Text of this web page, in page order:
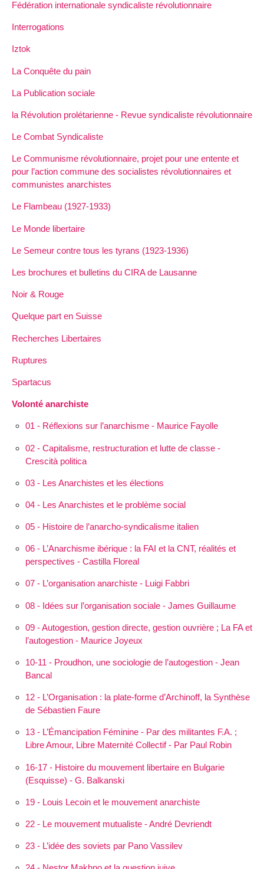
Fédération internationale syndicaliste révolutionnaire
Interrogations
Iztok
La Conquête du pain
La Publication sociale
la Révolution prolétarienne - Revue syndicaliste révolutionnaire
Le Combat Syndicaliste
Le Communisme révolutionnaire, projet pour une entente et
pour l’action commune des socialistes révolutionnaires et
communistes anarchistes
Le Flambeau (1927-1933)
Le Monde libertaire
Le Semeur contre tous les tyrans (1923-1936)
Les brochures et bulletins du CIRA de Lausanne
Noir & Rouge
Quelque part en Suisse
Recherches Libertaires
Ruptures
Spartacus
Volonté anarchiste
01 - Réflexions sur l’anarchisme - Maurice Fayolle
02 - Capitalisme, restructuration et lutte de classe -
Crescità politica
03 - Les Anarchistes et les élections
04 - Les Anarchistes et le problème social
05 - Histoire de l’anarcho-syndicalisme italien
06 - L’Anarchisme ibérique : la FAI et la CNT, réalités et
perspectives - Castilla Floreal
07 - L’organisation anarchiste - Luigi Fabbri
08 - Idées sur l’organisation sociale - James Guillaume
09 - Autogestion, gestion directe, gestion ouvrière ; La FA et
l’autogestion - Maurice Joyeux
10-11 - Proudhon, une sociologie de l’autogestion - Jean
Bancal
12 - L’Orga­nisation : la plate-forme d’Archinoff, la Synthèse
de Sébastien Faure
13 - L’Éman­cipation Féminine - Par des militantes F.A. ;
Libre Amour, Libre Maternité Collectif - Par Paul Robin
16-17 - Histoire du mouvement libertaire en Bulgarie
(Esquisse) - G. Balkanski
19 - Louis Lecoin et le mouvement anarchiste
22 - Le mouvement mutualiste - André Devriendt
23 - L’idée des soviets par Pano Vassilev